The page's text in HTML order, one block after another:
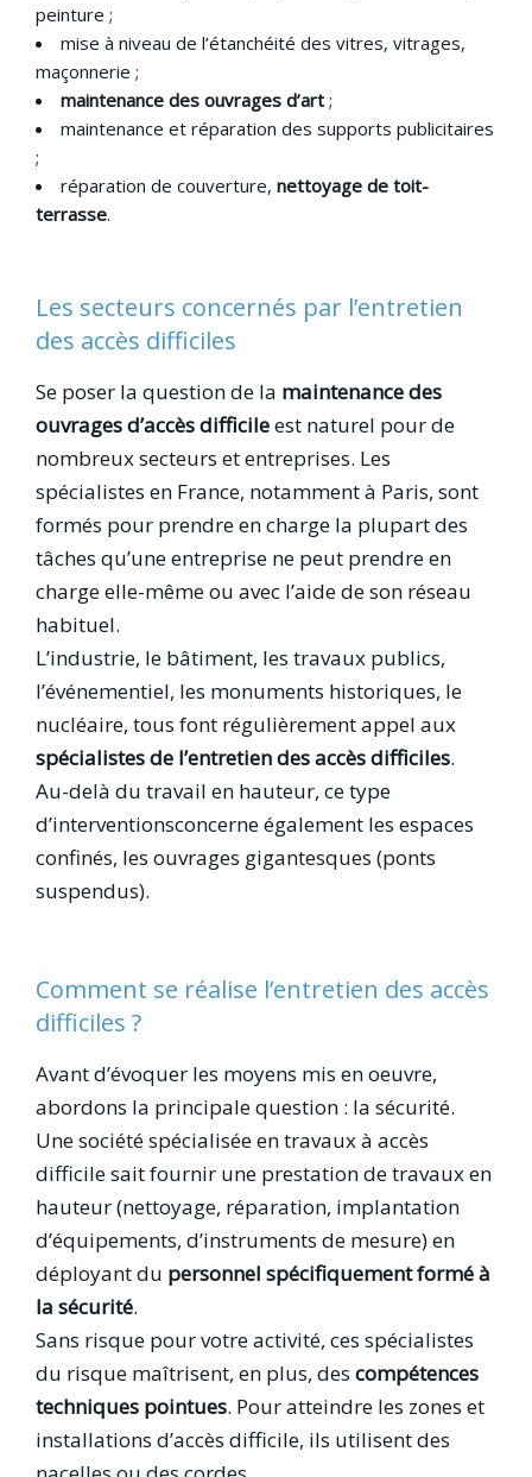
peinture ;
mise à niveau de l’étanchéité des vitres, vitrages,
maçonnerie ;
maintenance des ouvrages d’art ;
maintenance et réparation des supports publicitaires
;
réparation de couverture, nettoyage de toit-
terrasse.
Les secteurs concernés par l’entretien
des accès difficiles
Se poser la question de la maintenance des
ouvrages d’accès difficileest naturel pour de
nombreux secteurs et entreprises. Les
spécialistes en France, notamment à Paris, sont
formés pour prendre en charge la plupart des
tâches qu’une entreprise ne peut prendre en
charge elle-même ou avec l’aide de son réseau
habituel.
L’industrie, le bâtiment, les travaux publics,
l’événementiel, les monuments historiques, le
nucléaire, tous font régulièrement appel aux
spécialistes de l’entretien des accès difficiles.
Au-delà du travail en hauteur, ce type
d’interventionsconcerne également les espaces
confinés, les ouvrages gigantesques (ponts
suspendus).
Comment se réalise l’entretien des accès
difficiles ?
Avant d’évoquer les moyens mis en oeuvre,
abordons la principale question : la sécurité.
Une société spécialisée en travaux à accès
difficile sait fournir une prestation de travaux en
hauteur (nettoyage, réparation, implantation
d’équipements, d’instruments de mesure) en
déployant du personnel spécifiquement formé à
la sécurité.
Sans risque pour votre activité, ces spécialistes
du risque maîtrisent, en plus, des compétences
techniques pointues. Pour atteindre les zones et
installations d’accès difficile, ils utilisent des